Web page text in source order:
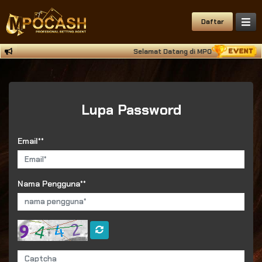
Daftar
Selamat Datang di MPOCASH Situs
Lupa Password
Email**
Nama Pengguna**